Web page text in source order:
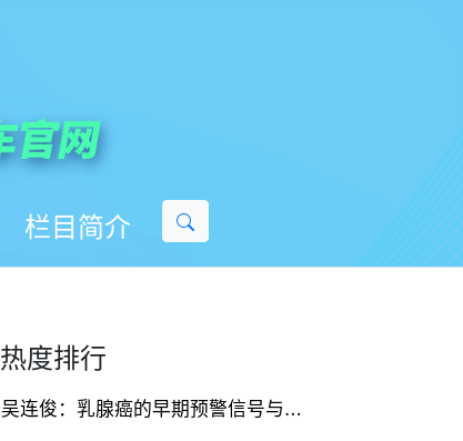
栏目简介
热度排行
吴
连俊：乳腺癌的早期预警信号与筛查方法